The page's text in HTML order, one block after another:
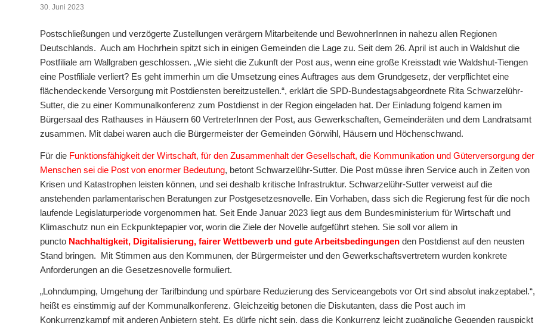
30. Juni 2023
Postschließungen und verzögerte Zustellungen verärgern Mitarbeitende und BewohnerInnen in nahezu allen Regionen
Deutschlands. Auch am Hochrhein spitzt sich in einigen Gemeinden die Lage zu. Seit dem 26. April ist auch in Waldshut die
Postfiliale am Wallgraben geschlossen. „Wie sieht die Zukunft der Post aus, wenn eine große Kreisstadt wie Waldshut-Tiengen
eine Postfiliale verliert? Es geht immerhin um die Umsetzung eines Auftrages aus dem Grundgesetz, der verpflichtet eine
flächendeckende Versorgung mit Postdiensten bereitzustellen.“, erklärt die SPD-Bundestagsabgeordnete Rita Schwarzelühr-
Sutter, die zu einer Kommunalkonferenz zum Postdienst in der Region eingeladen hat. Der Einladung folgend kamen im
Bürgersaal des Rathauses in Häusern 60 VertreterInnen der Post, aus Gewerkschaften, Gemeinderäten und dem Landratsamt
zusammen. Mit dabei waren auch die Bürgermeister der Gemeinden Görwihl, Häusern und Höchenschwand.
Für die Funktionsfähigkeit der Wirtschaft, für den Zusammenhalt der Gesellschaft, die Kommunikation und Güterversorgung der
Menschen sei die Post von enormer Bedeutung, betont Schwarzelühr-Sutter. Die Post müsse ihren Service auch in Zeiten von
Krisen und Katastrophen leisten können, und sei deshalb kritische Infrastruktur. Schwarzelühr-Sutter verweist auf die
anstehenden parlamentarischen Beratungen zur Postgesetzesnovelle. Ein Vorhaben, dass sich die Regierung fest für die noch
laufende Legislaturperiode vorgenommen hat. Seit Ende Januar 2023 liegt aus dem Bundesministerium für Wirtschaft und
Klimaschutz nun ein Eckpunktepapier vor, worin die Ziele der Novelle aufgeführt stehen. Sie soll vor allem in
puncto Nachhaltigkeit, Digitalisierung, fairer Wettbewerb und gute Arbeitsbedingungen den Postdienst auf den neusten
Stand bringen. Mit Stimmen aus den Kommunen, der Bürgermeister und den Gewerkschaftsvertretern wurden konkrete
Anforderungen an die Gesetzesnovelle formuliert.
„Lohndumping, Umgehung der Tarifbindung und spürbare Reduzierung des Serviceangebots vor Ort sind absolut inakzeptabel.“,
heißt es einstimmig auf der Kommunalkonferenz. Gleichzeitig betonen die Diskutanten, dass die Post auch im
Konkurrenzkampf mit anderen Anbietern steht. Es dürfe nicht sein, dass die Konkurrenz leicht zugängliche Gegenden rauspickt